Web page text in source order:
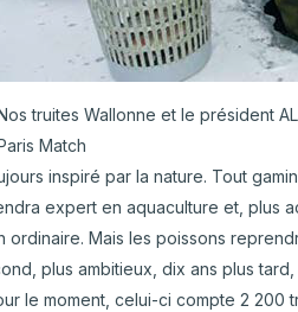
truites Wallonne et le président
Match
inspiré par la nature. Tout
expert en aquaculture et, plus
Mais les poissons
plus ambitieux, dix ans plus
le moment, celui-ci compte 2